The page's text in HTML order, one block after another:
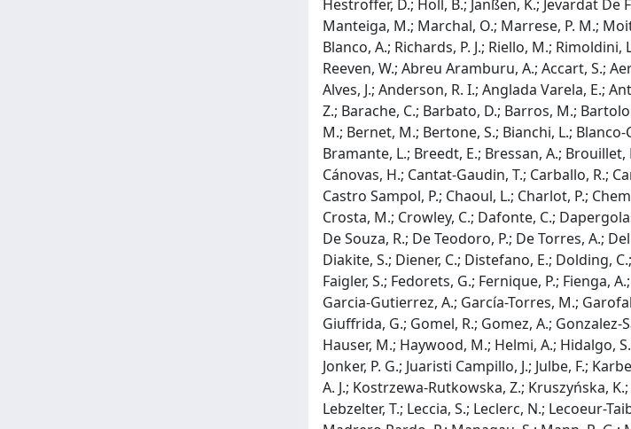
Hestroffer, D.; Holl, B.; Janßen, K.; Jevardat
Manteiga, M.; Marchal, O.; Marrese, P. M.;
Blanco, A.; Richards, P. J.; Riello, M.;
Reeven, W.; Abreu Aramburu, A.; Accart, S.;
Alves, J.; Anderson, R. I.; Anglada Varela, E.;
Z.; Barache, C.; Barbato, D.; Barros, M.;
M.; Bernet, M.; Bertone, S.; Bianchi, L.;
Bramante, L.; Breedt, E.; Bressan, A.;
Cánovas, H.; Cantat-Gaudin, T.; Carballo, R.;
Castro Sampol, P.; Chaoul, L.; Charlot, P.;
Crosta, M.; Crowley, C.; Dafonte, C.;
De Souza, R.; De Teodoro, P.; De Torres, A.;
Diakite, S.; Diener, C.; Distefano, E.; Dolding,
Faigler, S.; Fedorets, G.; Fernique, P.; Fienga,
Garcia-Gutierrez, A.; García-Torres, M.;
Giuffrida, G.; Gomel, R.; Gomez, A.; Gonzalez-
Hauser, M.; Haywood, M.; Helmi, A.; Hidalgo,
Jonker, P. G.; Juaristi Campillo, J.; Julbe, F.;
A. J.; Kostrzewa-Rutkowska, Z.; Kruszyńska, K.;
Lebzelter, T.; Leccia, S.; Leclerc, N.; Lecoeur-